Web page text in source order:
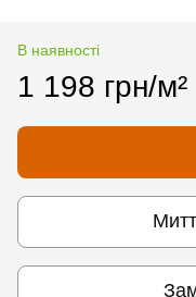
В наявності
1 198 грн/м²